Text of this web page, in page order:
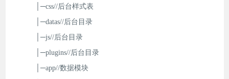
│─css//后台样式表
│─datas//后台目录
│─js//后台目录
│─plugins//后台目录
│─app//数据模块